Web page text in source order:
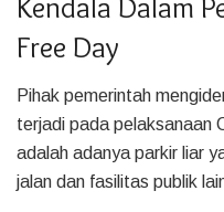
Free Day
Pihak pemerintah
terjadi pada pelaksanaan
adalah adanya parkir liar
jalan dan fasilitas publik